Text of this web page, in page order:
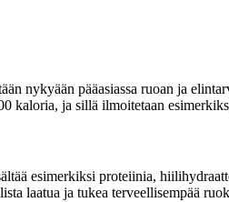
nykyään pääasiassa ruoan ja
kaloria, ja sillä ilmoitetaan
esimerkiksi proteiinia,
laatua ja tukea terveellisempää